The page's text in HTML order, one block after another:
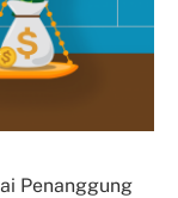
Penanggung